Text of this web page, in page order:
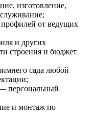
изготовление,
от ведущих
и других
строения и бюджет
сада любой
персональный
и монтаж по